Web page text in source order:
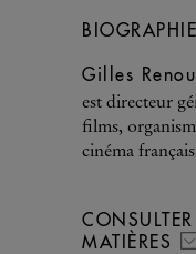
Gilles
est directeur
films,
cinéma
MATIÈRES